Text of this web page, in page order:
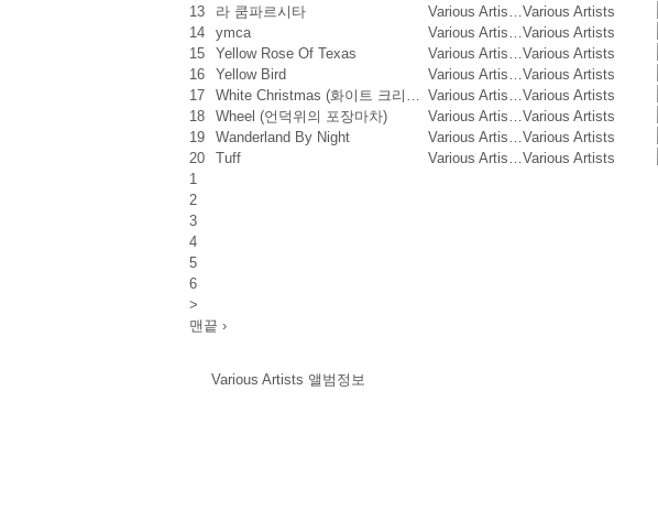
13
라 쿰파르시타 Various Artis…Various Artists
14
ymca Various Artis…Various Artists
15
Yellow Rose Of Texas Various Artis…Various Artists
16
Yellow Bird Various Artis…Various Artists
17
White Christmas (화이트 크리… Various Artis…Various Artists
18
Wheel (언덕위의 포장마차) Various Artis…Various Artists
19
Wanderland By Night Various Artis…Various Artists
20
Tuff Various Artis…Various Artists
1
2
3
4
5
6
>
맨끝 ›
Various Artists 앨범정보